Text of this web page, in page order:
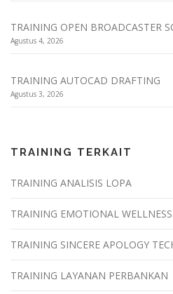
TRAINING OPEN BROADCASTER
Agustus 4, 2026
TRAINING AUTOCAD DRAFTING
Agustus 3, 2026
TRAINING TERKAIT
TRAINING ANALISIS LOPA
TRAINING EMOTIONAL
TRAINING SINCERE APOLOGY
TRAINING LAYANAN PERBANKAN